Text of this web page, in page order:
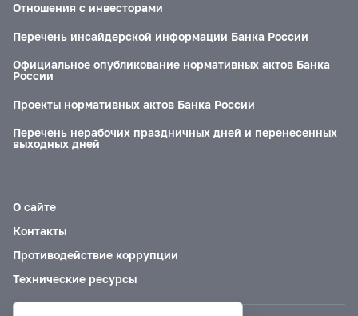
Отношения с инвесторами
Перечень инсайдерской информации Банка России
Официальное опубликование нормативных актов Банка
России
Проекты нормативных актов Банка России
Перечень нерабочих праздничных дней и перенесенных
выходных дней
О сайте
Контакты
Противодействие коррупции
Технические ресурсы